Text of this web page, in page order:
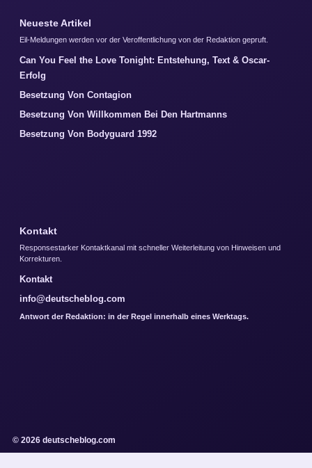
Neueste Artikel
Eil-Meldungen werden vor der Veroffentlichung von der Redaktion gepruft.
Can You Feel the Love Tonight: Entstehung, Text & Oscar-
Erfolg
Besetzung Von Contagion
Besetzung Von Willkommen Bei Den Hartmanns
Besetzung Von Bodyguard 1992
Kontakt
Responsestarker Kontaktkanal mit schneller Weiterleitung von Hinweisen und
Korrekturen.
Kontakt
info@deutscheblog.com
Antwort der Redaktion: in der Regel innerhalb eines Werktags.
© 2026 deutscheblog.com